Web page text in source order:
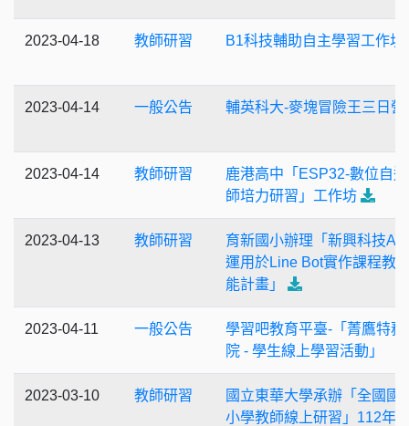
2023-04-18 教師研習 B1科技輔助自主學習工作坊
2023-04-14 一般公告 輔英科大-麥塊冒險王三日營
2023-04-14 教師研習
鹿港高中「ESP32-數位自
師培力研習」工作坊
2023-04-13 教師研習
育新國小辦理「新興科技AI
運用於Line Bot實作課程教
能計畫」
2023-04-11 一般公告
學習吧教育平臺-「菁鷹特務
院 - 學生線上學習活動」
2023-03-10 教師研習
國立東華大學承辦「全國國
小學教師線上研習」112年3